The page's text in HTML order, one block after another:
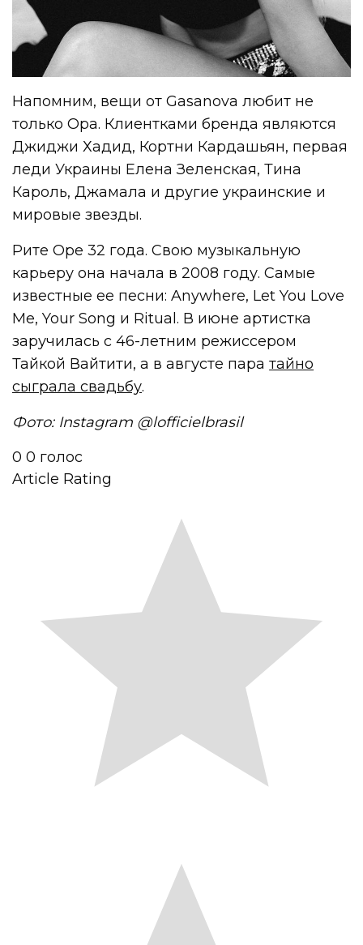
Напомним, вещи от Gasanova любит не
только Ора. Клиентками бренда являются
Джиджи Хадид, Кортни Кардашьян, первая
леди Украины Елена Зеленская, Тина
Кароль, Джамала и другие украинские и
мировые звезды.
Рите Оре 32 года. Свою музыкальную
карьеру она начала в 2008 году. Самые
известные ее песни: Anywhere, Let You Love
Me, Your Song и Ritual. В июне артистка
заручилась с 46-летним режиссером
Тайкой Вайтити, а в августе паратайно
сыграла свадьбу.
Фото: Instagram @lofficielbrasil
0 0 голос
Article Rating